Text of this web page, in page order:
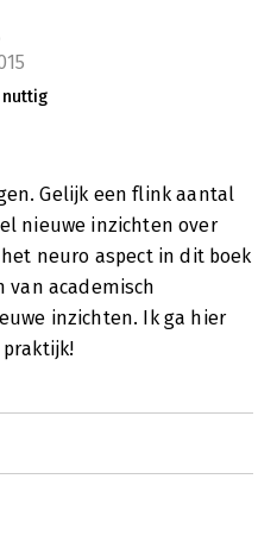
nuttig
Gelijk een flink aantal
nieuwe inzichten over
neuro aspect in dit boek
van academisch
inzichten. Ik ga hier